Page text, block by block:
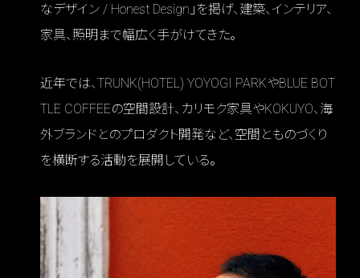
なデザイン / Honest Design」を掲げ、建築、インテリア、
家具、照明まで幅広く手がけてきた。
近年では、TRUNK(HOTEL) YOYOGI PARKやBLUE BOT
TLE COFFEEの空間設計、カリモク家具やKOKUYO、海
外ブランドとのプロダクト開発など、空間とものづくり
を横断する活動を展開している。